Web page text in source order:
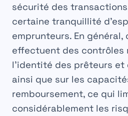
sécurité des
certaine tranquillité
emprunteurs. En
effectuent des contrôles
l’identité des prêteurs et
ainsi que sur les
remboursement, ce qui
considérablement les